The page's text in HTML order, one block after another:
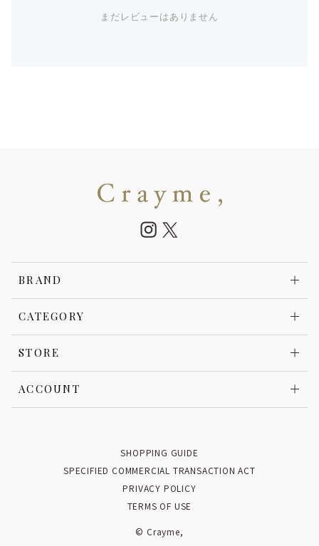
まだレビューはありません
BRAND
CATEGORY
STORE
ACCOUNT
SHOPPING GUIDE
SPECIFIED COMMERCIAL TRANSACTION ACT
PRIVACY POLICY
TERMS OF USE
© Crayme,